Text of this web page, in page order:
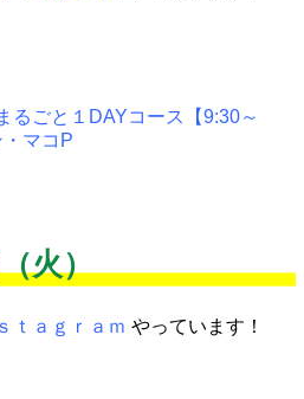
るごと１DAYコース【9:30～
マコP
火）
ｔａｇｒａｍ やっています！